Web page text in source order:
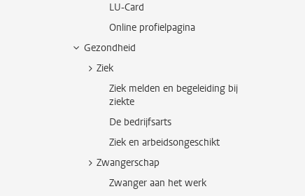
LU-Card
Online profielpagina
Gezondheid
Ziek
Ziek melden en begeleiding bij
ziekte
De bedrijfsarts
Ziek en arbeidsongeschikt
Zwangerschap
Zwanger aan het werk